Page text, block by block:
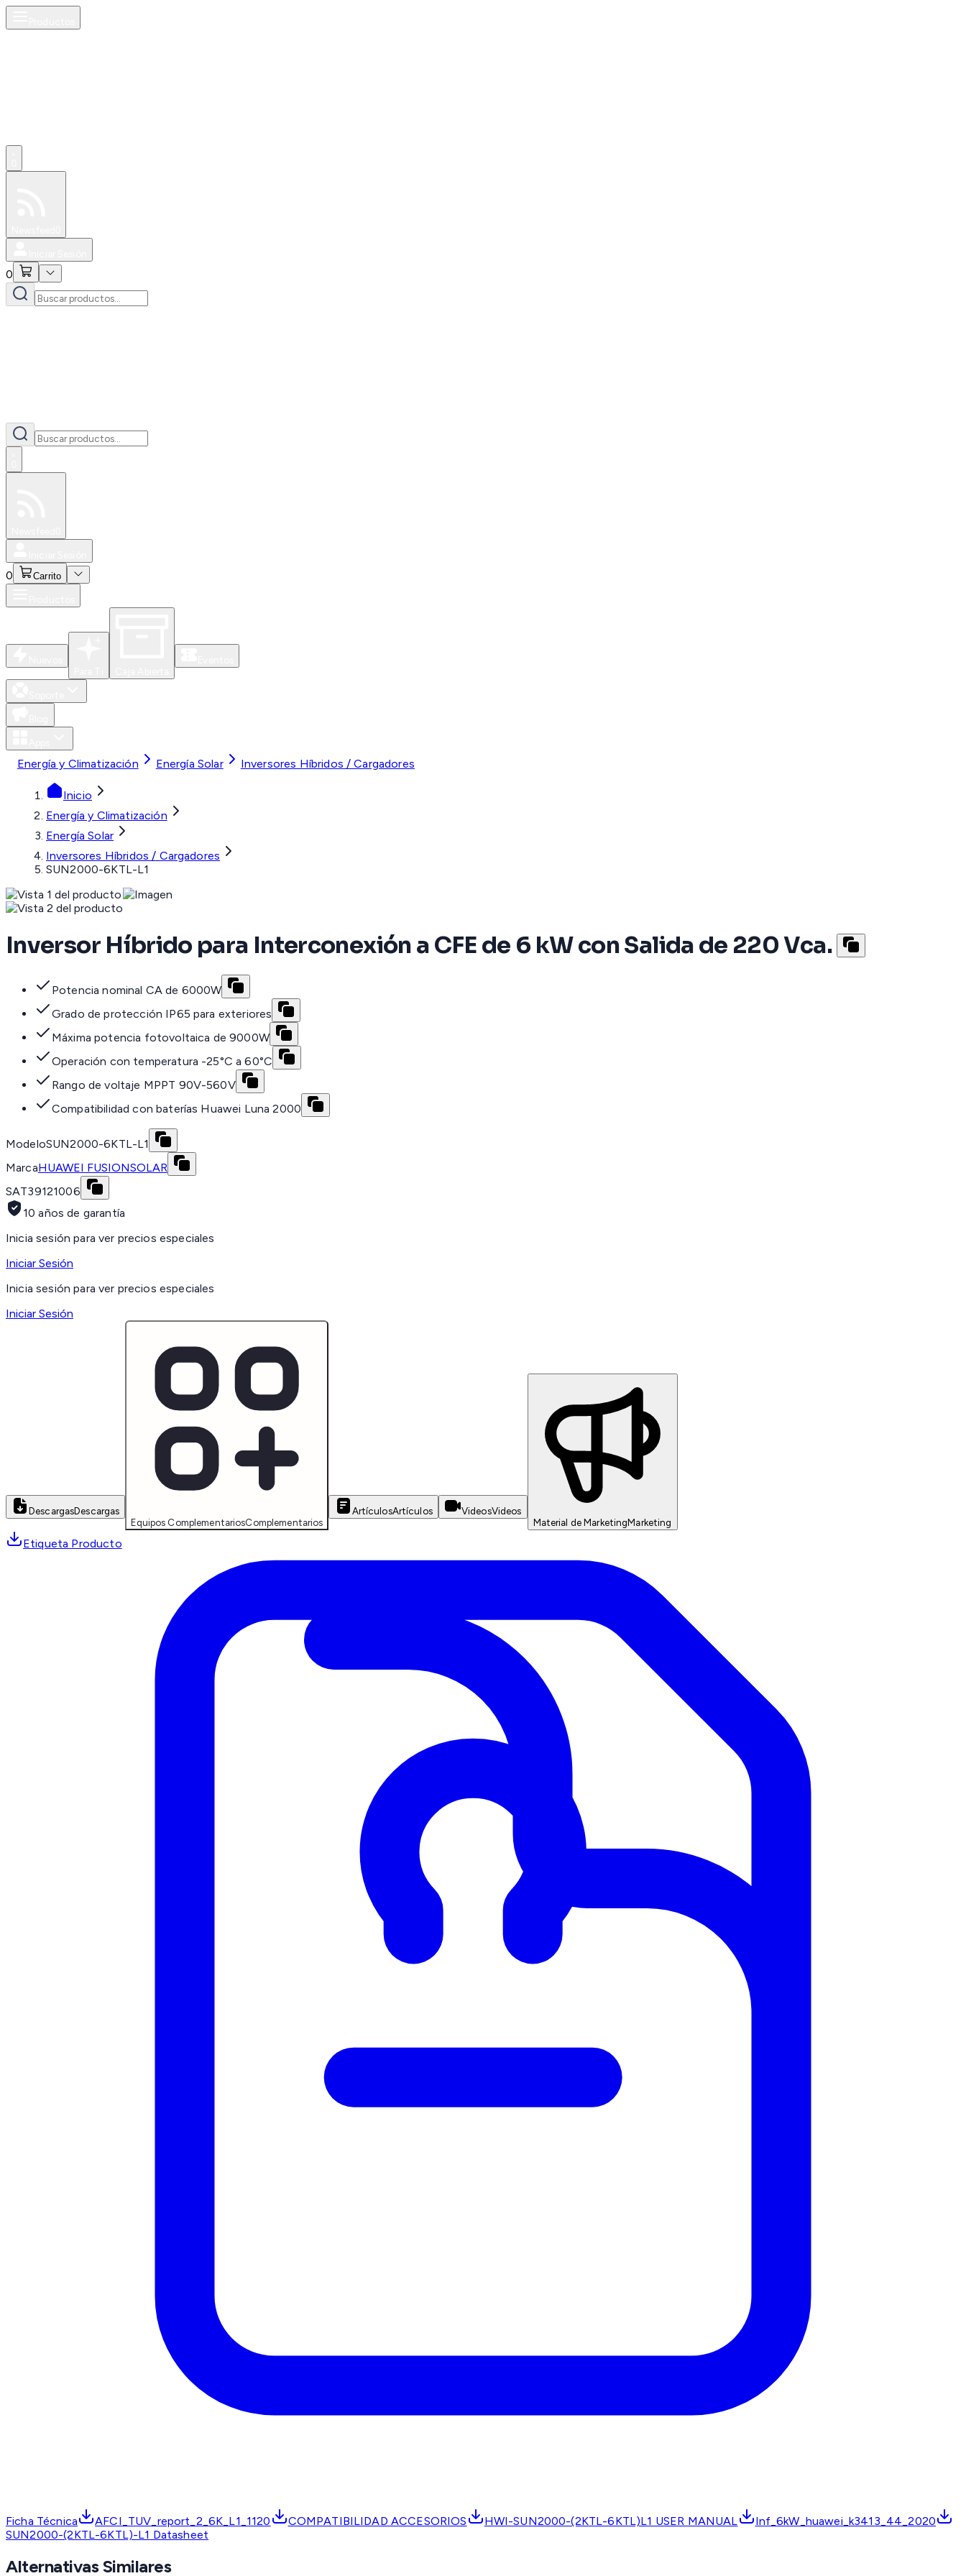
0
0 Carrito
Energía y Climatización Energía Solar Inversores Híbridos / Cargadores
Inicio
Energía y Climatización
Energía Solar
Inversores Híbridos / Cargadores
SUN2000-6KTL-L1
Inversor Híbrido para Interconexión a CFE de 6 kW con Salida de 220 Vca.
Potencia nominal CA de 6000W
Grado de protección IP65 para exteriores
Máxima potencia fotovoltaica de 9000W
Operación con temperatura -25°C a 60°C
Rango de voltaje MPPT 90V-560V
Compatibilidad con baterías Huawei Luna 2000
ModeloSUN2000-6KTL-L1
MarcaHUAWEI FUSIONSOLAR
SAT39121006
10 años de garantía
Inicia sesión para ver precios especiales
Iniciar Sesión
Inicia sesión para ver precios especiales
Iniciar Sesión
DescargasDescargas
Equipos ComplementariosComplementarios
ArtículosArtículos VideosVideos
Material de MarketingMarketing
Etiqueta Producto
Ficha Técnica AFCI_TUV_report_2_6K_L1_1120 COMPATIBILIDAD ACCESORIOS HWI-SUN2000-(2KTL-6KTL)L1 USER MANUAL
Inf_6kW_huawei_k3413_44_2020
SUN2000-(2KTL-6KTL)-L1 Datasheet
Alternativas Similares